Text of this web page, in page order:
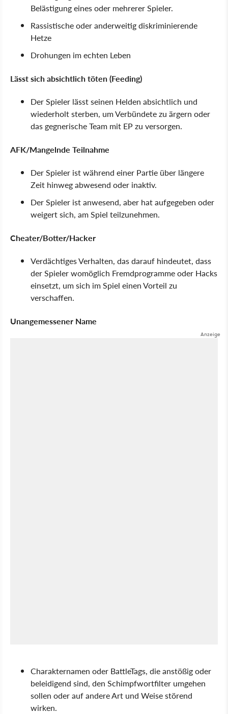
Belästigung eines oder mehrerer Spieler.
Rassistische oder anderweitig diskriminierende
Hetze
Drohungen im echten Leben
Lässt sich absichtlich töten (Feeding)
Der Spieler lässt seinen Helden absichtlich und
wiederholt sterben, um Verbündete zu ärgern oder
das gegnerische Team mit EP zu versorgen.
AFK/Mangelnde Teilnahme
Der Spieler ist während einer Partie über längere
Zeit hinweg abwesend oder inaktiv.
Der Spieler ist anwesend, aber hat aufgegeben oder
weigert sich, am Spiel teilzunehmen.
Cheater/Botter/Hacker
Verdächtiges Verhalten, das darauf hindeutet, dass
der Spieler womöglich Fremdprogramme oder Hacks
einsetzt, um sich im Spiel einen Vorteil zu
verschaffen.
Unangemessener Name
Charakternamen oder BattleTags, die anstößig oder
beleidigend sind, den Schimpfwortfilter umgehen
sollen oder auf andere Art und Weise störend
wirken.